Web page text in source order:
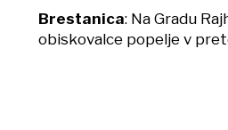
Brestanica: Na Gradu
obiskovalce popelje v